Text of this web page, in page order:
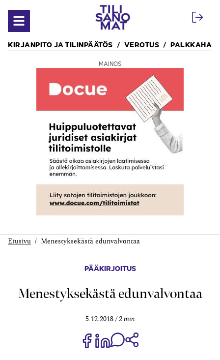
Avaa valikko
KIRJANPITO JA TILINPÄÄTÖS VEROTUS
MAINOS
Etusivu Menestyksekästä edunvalvontaa
PÄÄKIRJOITUS
Menestyksekästä edunvalvontaa
5.12.2018 2 min
Jaa Share on Facebook
Jaa Share on LinkedIn
Jaa WhatsApp-viestinä